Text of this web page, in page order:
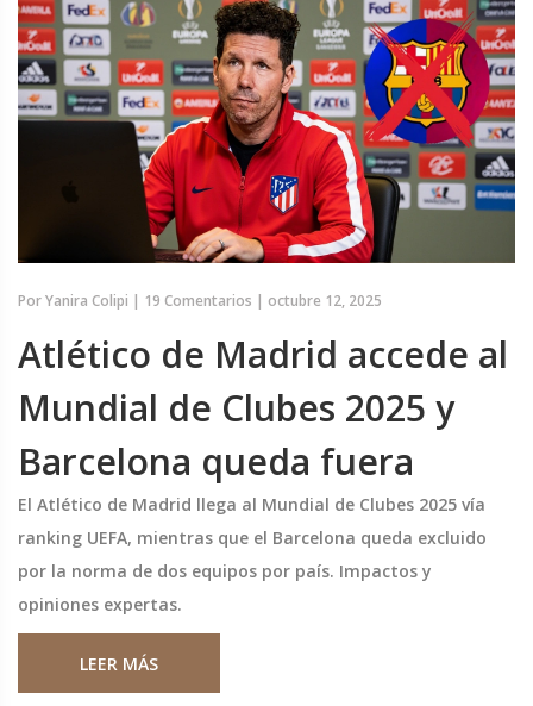
PorYanira Colipi | 19 Comentarios | octubre 12, 2025
Atlético de Madrid accede al
Mundial de Clubes 2025 y
Barcelona queda fuera
El Atlético de Madrid llega al Mundial de Clubes 2025 vía
ranking UEFA, mientras que el Barcelona queda excluido
por la norma de dos equipos por país. Impactos y
opiniones expertas.
LEER MÁS